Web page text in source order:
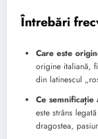
Întrebări
Care este
origine italiană,
din latinescul
Ce semnificație
este strâns
dragostea,